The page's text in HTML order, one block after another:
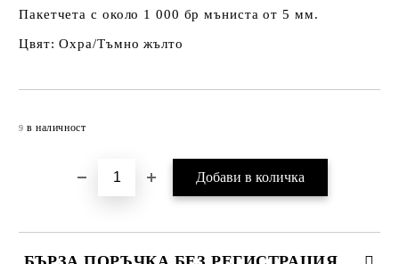
Пакетчета с около 1 000 бр мъниста от 5 мм.
Цвят: Охра/Тъмно жълто
9 в наличност